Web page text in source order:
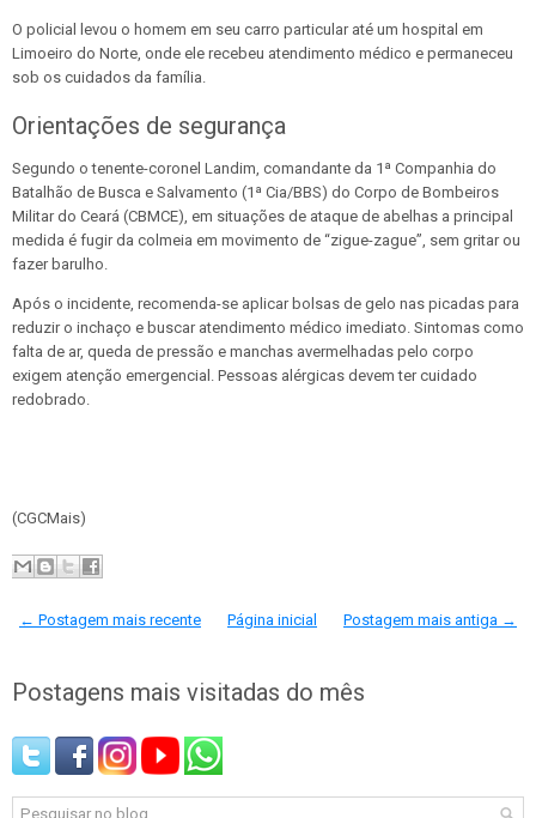
O policial levou o homem em seu carro particular até um hospital em
Limoeiro do Norte, onde ele recebeu atendimento médico e permaneceu
sob os cuidados da família.
Orientações de segurança
Segundo o tenente-coronel Landim, comandante da 1ª Companhia do
Batalhão de Busca e Salvamento (1ª Cia/BBS) do Corpo de Bombeiros
Militar do Ceará (CBMCE), em situações de ataque de abelhas a principal
medida é fugir da colmeia em movimento de “zigue-zague”, sem gritar ou
fazer barulho.
Após o incidente, recomenda-se aplicar bolsas de gelo nas picadas para
reduzir o inchaço e buscar atendimento médico imediato. Sintomas como
falta de ar, queda de pressão e manchas avermelhadas pelo corpo
exigem atenção emergencial. Pessoas alérgicas devem ter cuidado
redobrado.
(CGCMais)
← Postagem mais recente Postagem mais antiga →
Página inicial
Postagens mais visitadas do mês